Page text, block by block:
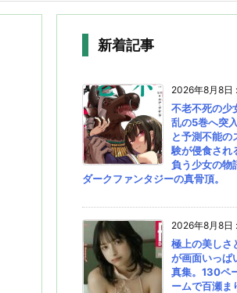
新着記事
2026年8月8日 :
不老不死の少
乱の5巻へ突
と予測不能の
験が侵食され
負う少女の物
ダークファンタジーの真骨頂。
2026年8月8日 :
極上の美しさ
が画面いっぱ
真集。130ペ
ームで百瀬ま